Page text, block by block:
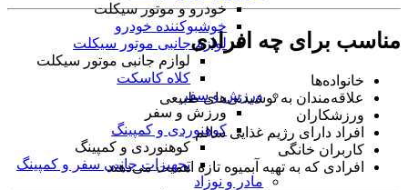
خودرو و موتور سیکلت
خوشبو‌کننده خودرو
لوازم جانبی موتور سیکلت
لوازم جانبی موتور سیکلت
کلاه کاسکت
ورزش و سفر
ورزش و سفر
کوهنوردی و کمپینگ
کوهنوردی و کمپینگ
تجهیزات جانبی سفر و کمپینگ
مادر و نوزاد
مناسب برای چه افرادی
خانواده‌ها
علاقه‌مندان به نوشیدنی‌های طبیعی
ورزشکاران
افراد دارای رژیم غذایی سالم
کاربران خانگی
افرادی که به تهیه آبمیوه تازه اهمیت می‌دهند